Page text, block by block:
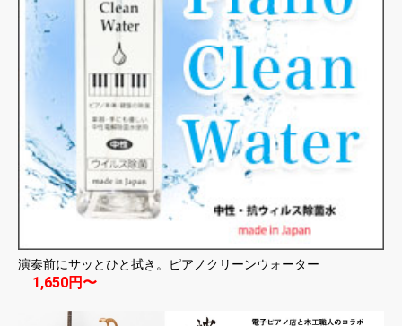
演奏前にサッとひと拭き。ピアノクリーンウォーター
1,650円〜